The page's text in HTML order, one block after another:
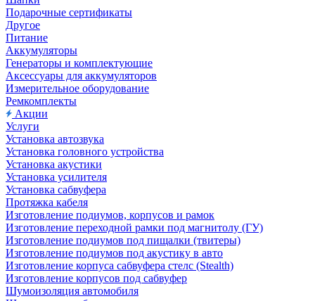
Подарочные сертификаты
Другое
Питание
Аккумуляторы
Генераторы и комплектующие
Аксессуары для аккумуляторов
Измерительное оборудование
Ремкомплекты
Акции
Услуги
Установка автозвука
Установка головного устройства
Установка акустики
Установка усилителя
Установка сабвуфера
Протяжка кабеля
Изготовление подиумов, корпусов и рамок
Изготовление переходной рамки под магнитолу (ГУ)
Изготовление подиумов под пищалки (твитеры)
Изготовление подиумов под акустику в авто
Изготовление корпуса сабвуфера стелс (Stealth)
Изготовление корпусов под сабвуфер
Шумоизоляция автомобиля